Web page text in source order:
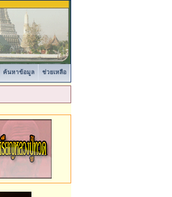
ช่วยเหลือ
ค้นหาข้อมูล